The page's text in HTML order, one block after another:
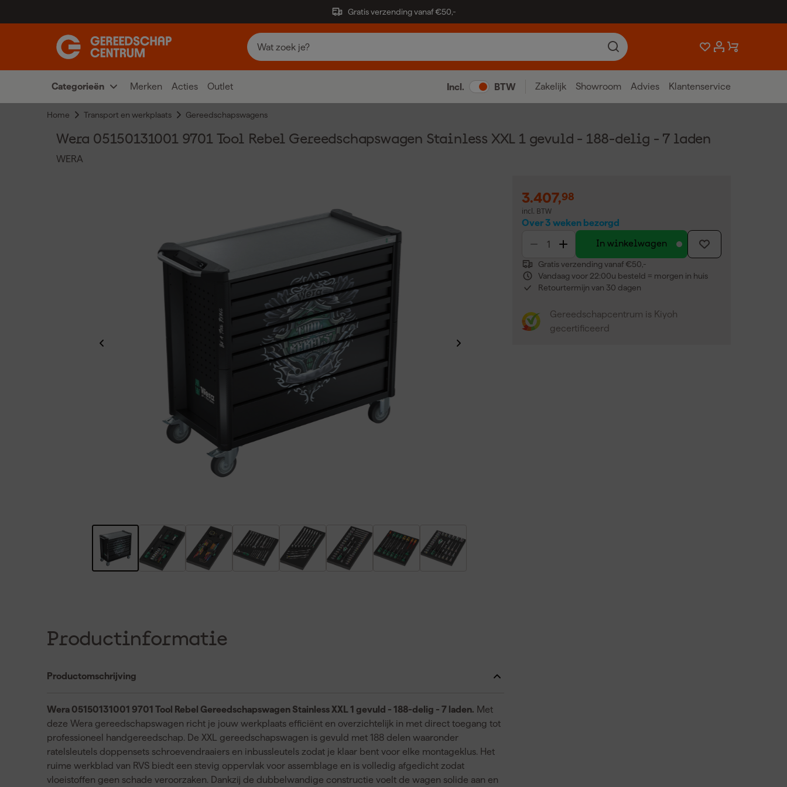
Gratis verzending vanaf €50,-
Categorieën Merken Acties Outlet Incl. BTW Zakelijk Showroom Advies Klantenservice
Home Transport en werkplaats Gereedschapswagens
Wera 05150131001 9701 Tool Rebel Gereedschapswagen Stainless XXL 1 gevuld - 188-delig - 7 laden
WERA
3.407,98
incl. BTW
Over 3 weken bezorgd
In winkelwagen
Gratis verzending vanaf €50,-
Vandaag voor 22:00u besteld = morgen in huis
Retourtermijn van 30 dagen
Gereedschapcentrum is Kiyoh
gecertificeerd
Productinformatie
Productomschrijving
Wera 05150131001 9701 Tool Rebel Gereedschapswagen Stainless XXL 1 gevuld - 188-delig - 7 laden. Met
deze Wera gereedschapswagen richt je jouw werkplaats efficiënt en overzichtelijk in met direct toegang tot
professioneel handgereedschap. De XXL gereedschapswagen is gevuld met 188 delen waaronder
ratelsleutels doppensets schroevendraaiers en inbussleutels zodat je klaar bent voor elke montageklus. Het
ruime werkblad van RVS biedt een stevig oppervlak voor assemblage en is volledig afgedicht zodat
vloeistoffen geen schade veroorzaken. Dankzij de dubbelwandige constructie voelt de wagen solide aan en